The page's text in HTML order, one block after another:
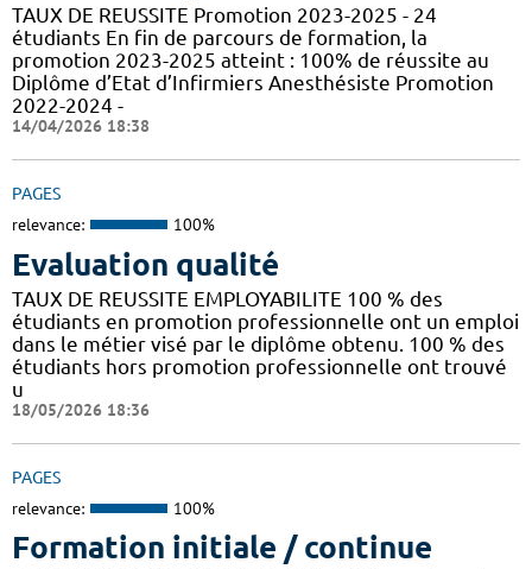
TAUX DE REUSSITE Promotion 2023-2025 - 24
étudiants En fin de parcours de formation, la
promotion 2023-2025 atteint : 100% de réussite au
Diplôme d’Etat d’Infirmiers Anesthésiste Promotion
2022-2024 -
14/04/2026 18:38
PAGES
relevance: 100%
Evaluation qualité
TAUX DE REUSSITE EMPLOYABILITE 100 % des
étudiants en promotion professionnelle ont un emploi
dans le métier visé par le diplôme obtenu. 100 % des
étudiants hors promotion professionnelle ont trouvé
u
18/05/2026 18:36
PAGES
relevance: 100%
Formation initiale / continue